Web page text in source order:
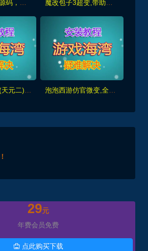
星河梦幻全套源码，助战组队,千变万化系统,神兵灵石打造系统，挂机抽奖月卡等+局域外网教程 魔改包子3超变,带助战,功德系统-神器系统-战备系统-灵气系统-转生系统等，带全套源码+局域外网教程
29元
年费会员免费